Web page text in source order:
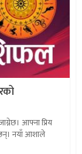
आफ्ना प्रिय
नयाँ आशाले